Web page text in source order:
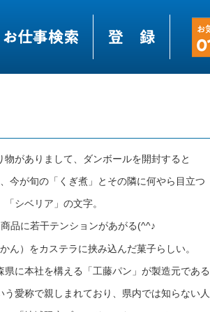
物がありまして、ダンボールを開封すると
今が旬の「くぎ煮」とその隣に何やら目立つ
「シベリア」の文字。
品に若干テンションがあがる(^^♪
ん）をカステラに挟み込んだ菓子らしい。
県に本社を構える「工藤パン」が製造元であ
う愛称で親しまれており、県内では知らない